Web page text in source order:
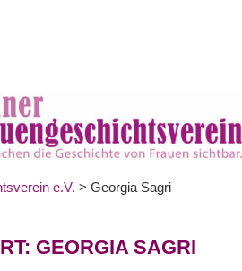
e.V. > Georgia Sagri
GEORGIA SAGRI